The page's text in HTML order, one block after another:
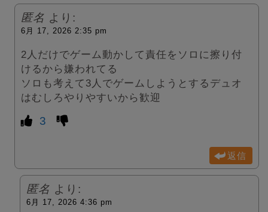
匿名 より:
6月 17, 2026 2:35 pm
2人だけでゲーム動かして責任をソロに擦り付
けるから嫌われてる
ソロも考えて3人でゲームしようとするデュオ
はむしろやりやすいから歓迎
3
返信
匿名 より:
6月 17, 2026 4:36 pm